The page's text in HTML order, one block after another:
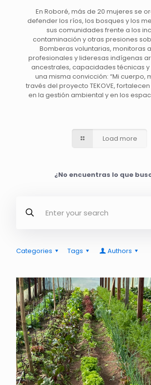
En Roboré, más de 20 mujeres se
defender los ríos, los bosques y los
sus comunidades frente a los
contaminación y otras presiones
Bomberas voluntarias, monitoras
profesionales y lideresas indígenas
ancestrales, capacidades técnicas
una misma convicción: “Mi cuerpo,
través del proyecto TEKOVE,
en la gestión ambiental y en los
Load more
¿No encuentras lo que
Categories Tags Authors